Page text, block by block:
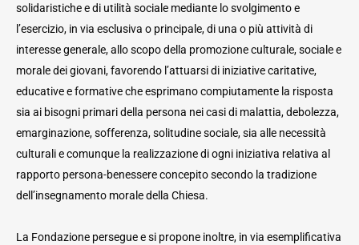
solidaristiche e di utilità sociale mediante lo svolgimento e
l’esercizio, in via esclusiva o principale, di una o più attività di
interesse generale, allo scopo della promozione culturale, sociale e
morale dei giovani, favorendo l’attuarsi di iniziative caritative,
educative e formative che esprimano compiutamente la risposta
sia ai bisogni primari della persona nei casi di malattia, debolezza,
emarginazione, sofferenza, solitudine sociale, sia alle necessità
culturali e comunque la realizzazione di ogni iniziativa relativa al
rapporto persona-benessere concepito secondo la tradizione
dell’insegnamento morale della Chiesa.
La Fondazione persegue e si propone inoltre, in via esemplificativa